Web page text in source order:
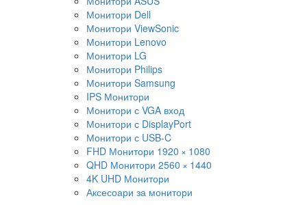
Монитори Dell
Монитори ViewSonic
Монитори Lenovo
Монитори LG
Монитори Philips
Монитори Samsung
IPS Монитори
Монитори с VGA вход
Монитори с DisplayPort
Монитори с USB-C
FHD Монитори 1920 × 1080
QHD Монитори 2560 × 1440
4K UHD Монитори
Аксесоари за монитори